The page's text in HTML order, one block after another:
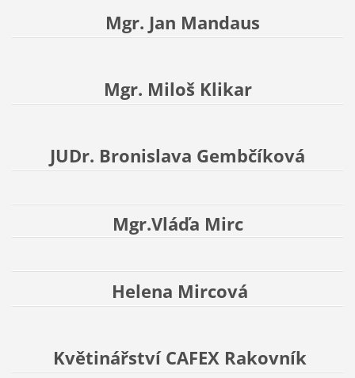
Mgr. Jan Mandaus
Mgr. Miloš Klikar
JUDr. Bronislava Gembčíková
Mgr.Vláďa Mirc
Helena Mircová
Květinářství CAFEX Rakovník